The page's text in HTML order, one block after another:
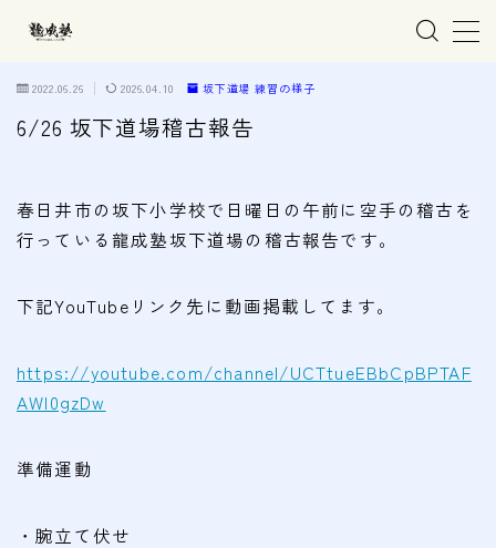
MENU
親子で学ぶ空手
春日井市の道場
清須市の道場
2022.06.26 2026.04.10 坂下道場 練習の様子
6/26 坂下道場稽古報告
春日井市の坂下小学校で日曜日の午前に空手の稽古を
行っている龍成塾坂下道場の稽古報告です。
下記YouTubeリンク先に動画掲載してます。
https://youtube.com/channel/UCTtueEBbCpBPTAF
AWI0gzDw
準備運動
・腕立て伏せ